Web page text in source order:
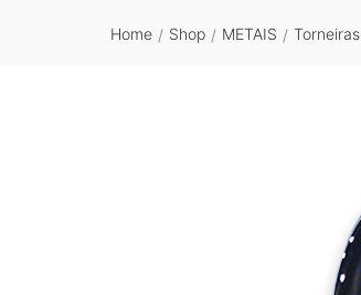
Home / Shop / METAIS / Torneiras